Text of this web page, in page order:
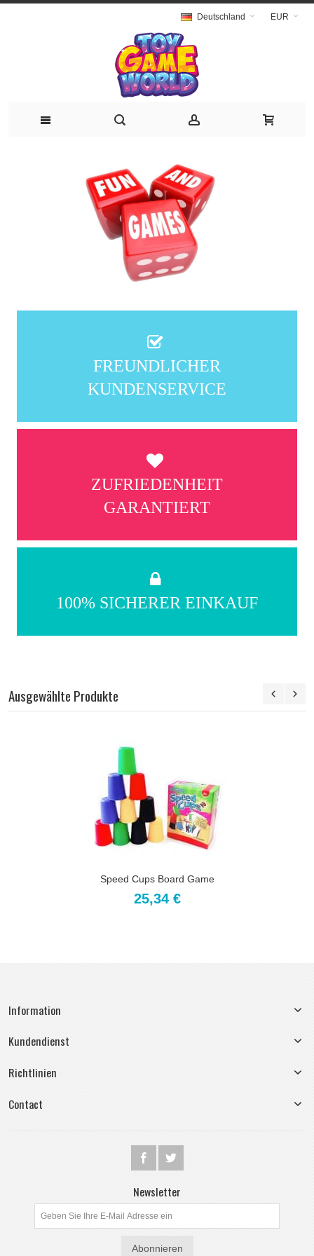
EUR
Deutschland
FREUNDLICHER
KUNDENSERVICE
ZUFRIEDENHEIT
GARANTIERT
100% SICHERER EINKAUF
Ausgewählte Produkte
Speed Cups Board Game
25,34 €
Information
Kundendienst
Richtlinien
Contact
Newsletter
Abonnieren